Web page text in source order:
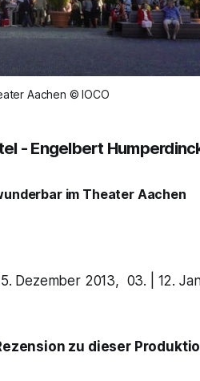
Aachen © IOCO
- Engelbert
im Theater Aachen
Dezember 2013, 03. | 12.
zu dieser